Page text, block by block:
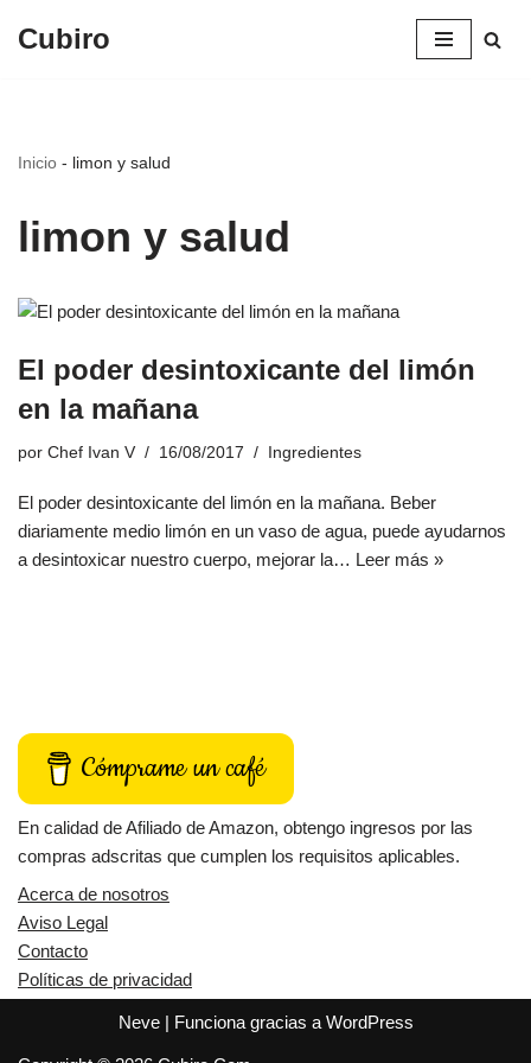
Cubiro
Inicio - limon y salud
limon y salud
El poder desintoxicante del limón
en la mañana
por Chef Ivan V 16/08/2017 Ingredientes
El poder desintoxicante del limón en la mañana. Beber
diariamente medio limón en un vaso de agua, puede ayudarnos
a desintoxicar nuestro cuerpo, mejorar la… Leer más »
Cómprame un café
En calidad de Afiliado de Amazon, obtengo ingresos por las
compras adscritas que cumplen los requisitos aplicables.
Acerca de nosotros
Aviso Legal
Contacto
Políticas de privacidad
Neve| Funciona gracias a WordPress